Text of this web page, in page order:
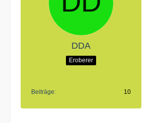
DDA
Eroberer
Beiträge 10